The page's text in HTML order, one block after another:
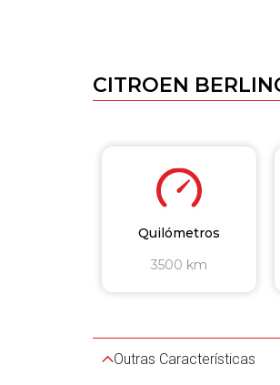
CITROEN
Quilómetros
3500 km
Outras Características